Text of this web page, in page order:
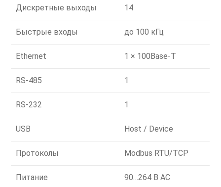
Дискретные выходы 14
Быстрые входы до 100 кГц
Ethernet 1 × 100Base-T
RS-485 1
RS-232 1
USB Host / Device
Протоколы Modbus RTU/TCP
Питание 90…264 В AC